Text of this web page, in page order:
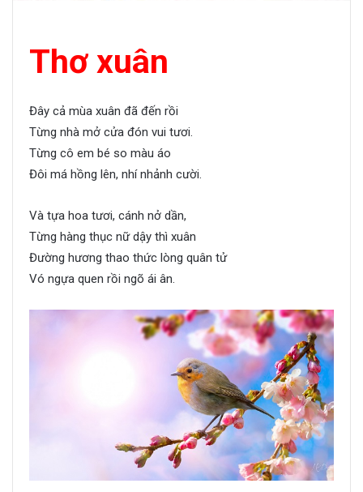
Thơ xuân
Đây cả mùa xuân đã đến rồi
Từng nhà mở cửa đón vui tươi.
Từng cô em bé so màu áo
Đôi má hồng lên, nhí nhảnh cười.
Và tựa hoa tươi, cánh nở dần,
Từng hàng thục nữ dậy thì xuân
Đường hương thao thức lòng quân tử
Vó ngựa quen rồi ngõ ái ân.